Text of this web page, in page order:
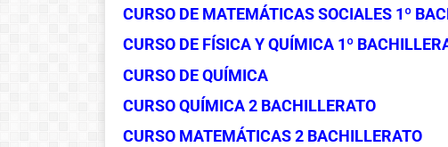
CURSO DE MATEMÁTICAS SOCIALES 1º
CURSO DE FÍSICA Y QUÍMICA 1º
CURSO DE QUÍMICA
CURSO QUÍMICA 2 BACHILLERATO
CURSO MATEMÁTICAS 2 BACHILLERATO